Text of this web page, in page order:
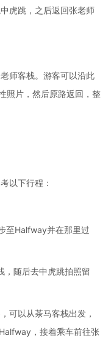
虎跳，之后返回张老师
师客栈。游客可以沿此
照片，然后原路返回，整
以下行程：
至Halfway并在那里过
，随后去中虎跳拍照留
可以从茶马客栈出发，
，接着乘车前往张